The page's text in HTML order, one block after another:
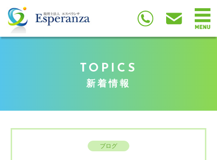
TOPICS
新着情報
ブログ